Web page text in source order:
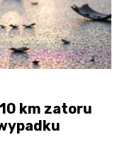
km zatoru